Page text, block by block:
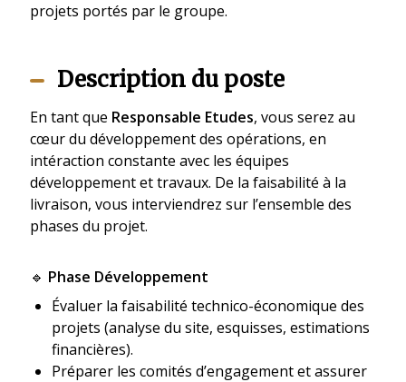
projets portés par le groupe.
Description du poste
En tant que Responsable Etudes, vous serez au
cœur du développement des opérations, en
intéraction constante avec les équipes
développement et travaux. De la faisabilité à la
livraison, vous interviendrez sur l’ensemble des
phases du projet.
🔹 Phase Développement
Évaluer la faisabilité technico-économique des
projets (analyse du site, esquisses, estimations
financières).
Préparer les comités d’engagement et assurer